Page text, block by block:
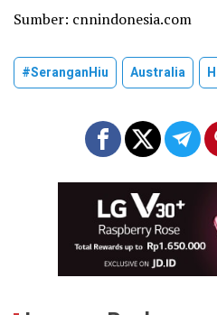
Sumber: cnnindonesia.com
#SeranganHiu Australia